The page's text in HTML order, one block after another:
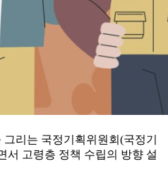
리는 국정기획위원회(국정기
서 고령층 정책 수립의 방향 설